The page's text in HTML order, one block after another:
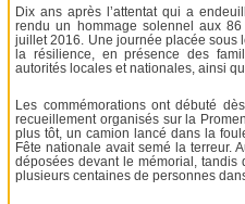
Dix ans après l’attentat qui a
rendu un hommage solennel aux
juillet 2016. Une journée placée sous
la résilience, en présence des
autorités locales et nationales, ainsi
Les commémorations ont débuté
recueillement organisés sur la
plus tôt, un camion lancé dans la
Fête nationale avait semé la terreur.
déposées devant le mémorial, tandis
plusieurs centaines de personnes